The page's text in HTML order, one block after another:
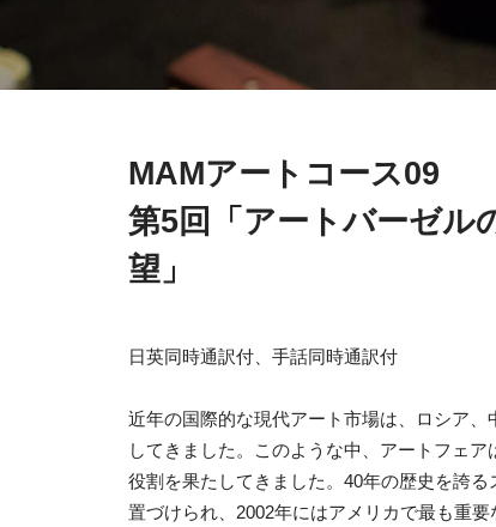
MAMアートコース09
第5回「アートバーゼル
望」
日英同時通訳付、手話同時通訳付
近年の国際的な現代アート市場は、ロシア
してきました。このような中、アートフェ
役割を果たしてきました。40年の歴史を誇
置づけられ、2002年にはアメリカで最も重